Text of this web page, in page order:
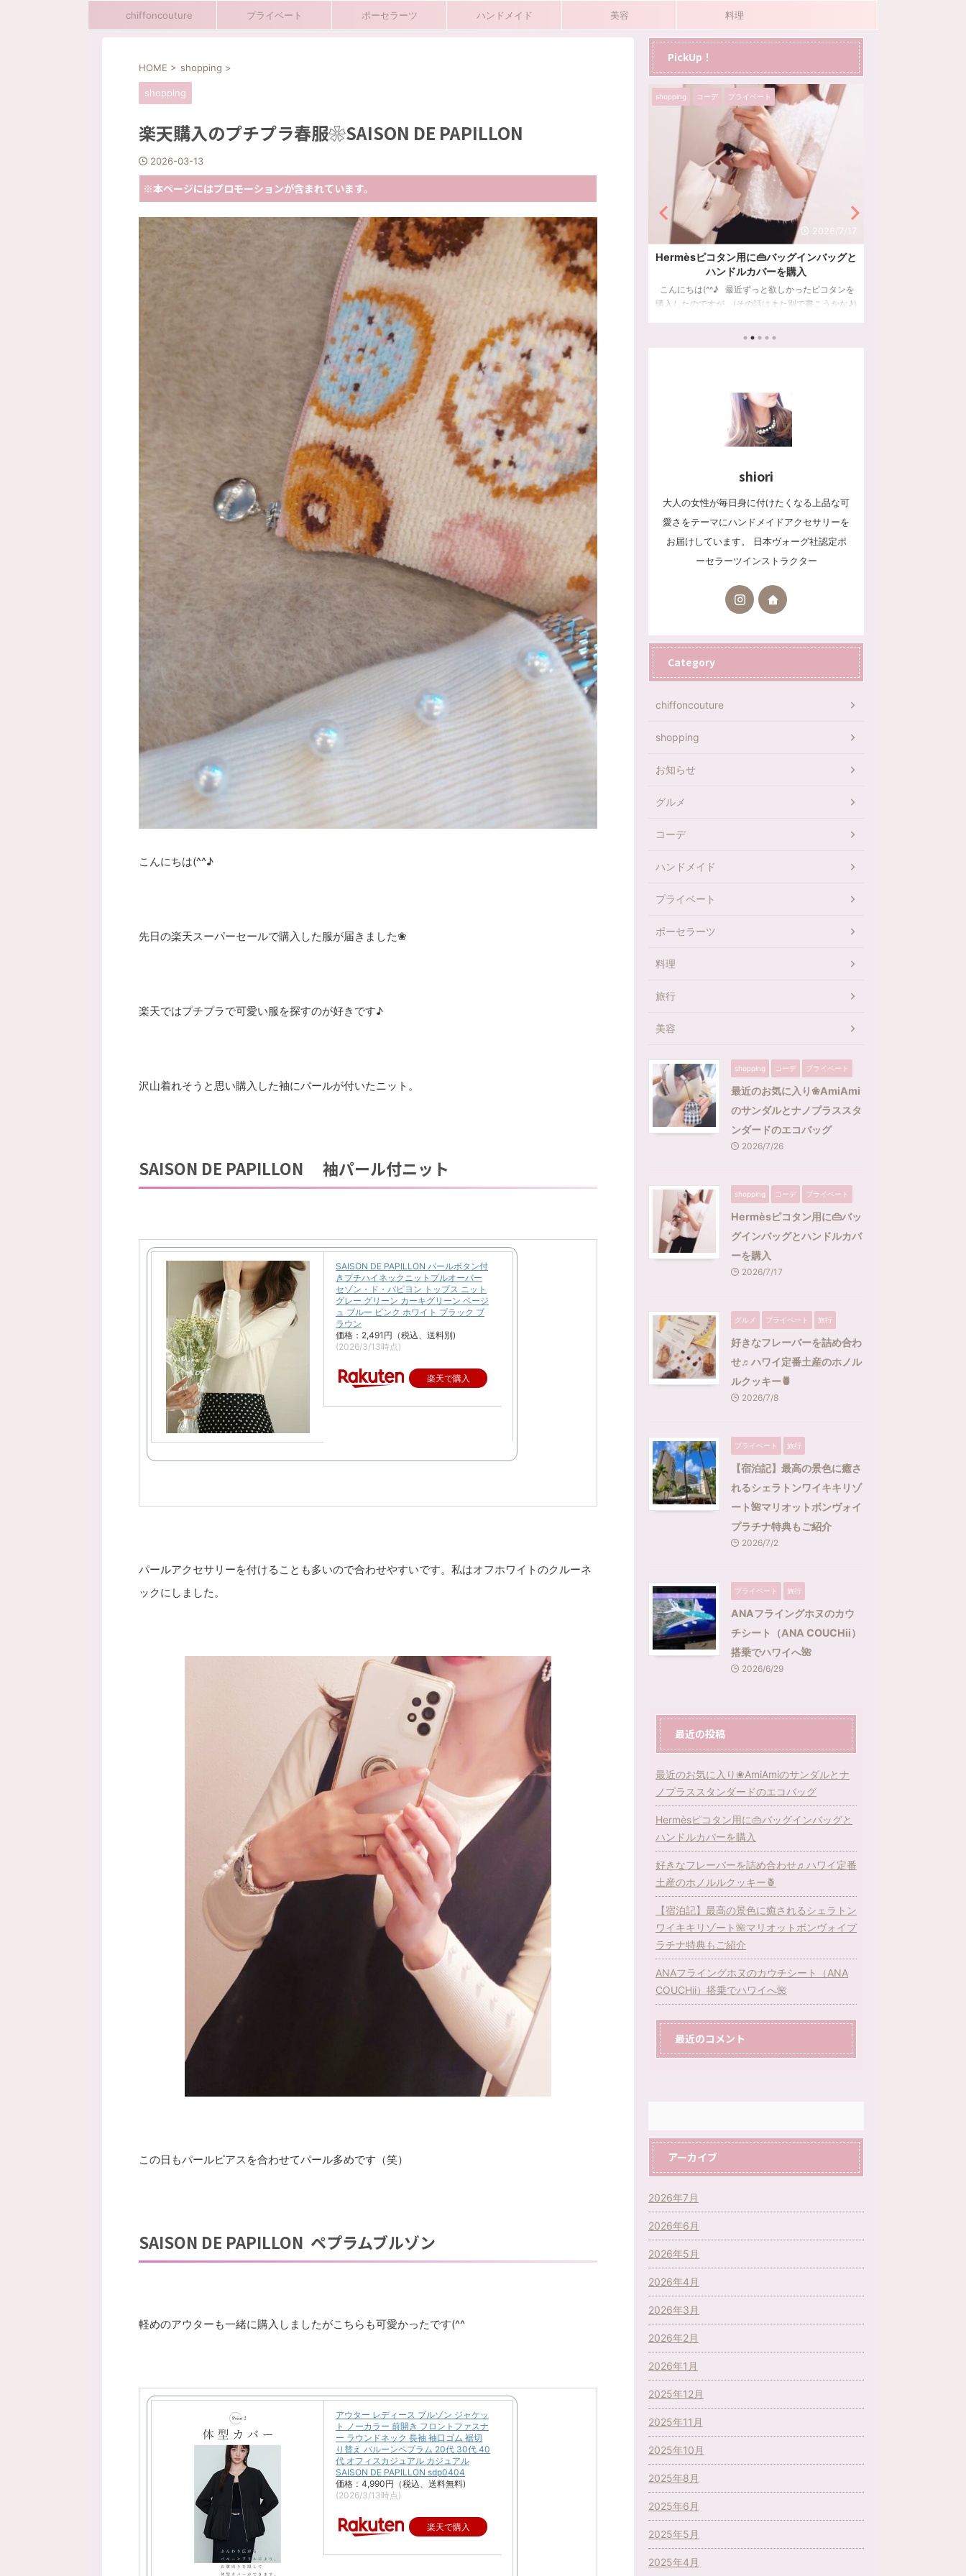
chiffoncouture プライベート ポーセラーツ ハンドメイド 美容 料理
HOME > shopping >
shopping
楽天購入のプチプラ春服❀SAISON DE PAPILLON
2026-03-13
※本ページにはプロモーションが含まれています。
こんにちは(^^♪
先日の楽天スーパーセールで購入した服が届きました❀
楽天ではプチプラで可愛い服を探すのが好きです♪
沢山着れそうと思い購入した袖にパールが付いたニット。
SAISON DE PAPILLON 袖パール付ニット
SAISON DE PAPILLON パールボタン付
きプチハイネックニットプルオーバー
セゾン・ド・パピヨン トップス ニット
グレー グリーン カーキグリーン ベージ
ュ ブルー ピンク ホワイト ブラック ブ
ラウン
価格：2,491円（税込、送料別)
(2026/3/13時点)
楽天で購入
パールアクセサリーを付けることも多いので合わせやすいです。私はオフホワイトのクルーネ
ックにしました。
この日もパールピアスを合わせてパール多めです（笑）
SAISON DE PAPILLON ペプラムブルゾン
軽めのアウターも一緒に購入しましたがこちらも可愛かったです(^^
アウター レディース ブルゾン ジャケッ
ト ノーカラー 前開き フロントファスナ
ー ラウンドネック 長袖 袖口ゴム 裾切
り替え バルーンペプラム 20代 30代 40
代 オフィスカジュアル カジュアル
SAISON DE PAPILLON sdp0404
価格：4,990円（税込、送料無料)
(2026/3/13時点)
楽天で購入
PickUp！
2026/6/29 2026/7/26
最近のお気に入り❀AmiAmiのサンダルとナ
ノプラススタンダードのエコバッグ
こんにちは(^^♪ SHOPにてご注文ありがとうござ
います❀只今サマーセールもしているのでぜひご覧
くださいね🎵 今日のブログでは最近購入したサン
ダルとエコバッグが良かったのでそちらをご紹介し
ます。 Ami Ami ストラップサンダル シンプルな
サンダルを探していて楽天で見つけたこちらを購入
してみました。 口コミが良く、履きやすくて靴擦
れしないとのことでブラックを選びました。 靴擦
れしないか心配でしたが、一日 ...
2026/7/17
Hermèsピコタン用に👜バッグインバッグと
ハンドルカバーを購入
こんにちは(^^♪ 最近ずっと欲しかったピコタンを
購入したのですが、(その話はまた別で書こうかな♪)
とても気に入っている＆クレという白系のカラー
なので綺麗に使いたくて ピコタン用にバッグイン
バッグとハンドルカバーを購入しました。 ピコタ
ン専用バッグインバッグ✨ ピコタンにぴったりサ
イズで作られたバッグインバッグを探していて
色々検討したのですが、楽天で良さそうだったこち
らを購入しました。 &n ...
グルメ プライベート 旅行
2026/7/8
好きなフレーバーを詰め合わせ♬ハワイ定番
土産のホノルルクッキー🍍
ハワイ土産で人気のホノルルクッキー。好きなフレ
ーバーを詰め合わせできるアラカルトステーション
shiori
大人の女性が毎日身に付けたくなる上品な可
愛さをテーマにハンドメイドアクセサリーを
お届けしています。 日本ヴォーグ社認定ポ
ーセラーツインストラクター
Category
chiffoncouture
shopping
お知らせ
グルメ
コーデ
ハンドメイド
プライベート
ポーセラーツ
料理
旅行
美容
shopping コーデ プライベート
最近のお気に入り❀AmiAmi
のサンダルとナノプラススタ
ンダードのエコバッグ
2026/7/26
shopping コーデ プライベート
Hermèsピコタン用に👜バッ
グインバッグとハンドルカバ
ーを購入
2026/7/17
グルメ プライベート 旅行
好きなフレーバーを詰め合わ
せ♬ハワイ定番土産のホノル
ルクッキー🍍
2026/7/8
プライベート 旅行
【宿泊記】最高の景色に癒さ
れるシェラトンワイキキリゾ
ート🌺マリオットボンヴォイ
プラチナ特典もご紹介
2026/7/2
プライベート 旅行
ANAフライングホヌのカウ
チシート（ANA COUCHii）
搭乗でハワイへ🌺
2026/6/29
最近の投稿
最近のお気に入り❀AmiAmiのサンダルとナ
ノプラススタンダードのエコバッグ
Hermèsピコタン用に👜バッグインバッグと
ハンドルカバーを購入
好きなフレーバーを詰め合わせ♬ハワイ定番
土産のホノルルクッキー🍍
【宿泊記】最高の景色に癒されるシェラトン
ワイキキリゾート🌺マリオットボンヴォイプ
ラチナ特典もご紹介
ANAフライングホヌのカウチシート（ANA
COUCHii）搭乗でハワイへ🌺
最近のコメント
アーカイブ
2026年7月
2026年6月
2026年5月
2026年4月
2026年3月
2026年2月
2026年1月
2025年12月
2025年11月
2025年10月
2025年8月
2025年6月
2025年5月
2025年4月